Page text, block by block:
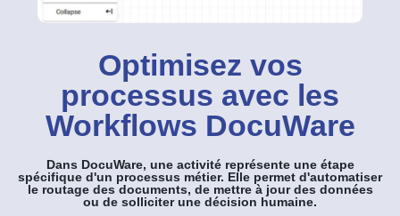
Optimisez vos
processus avec les
Workflows DocuWare
Dans DocuWare, une activité représente une étape
spécifique d'un processus métier. Elle permet d'automatiser
le routage des documents, de mettre à jour des données
ou de solliciter une décision humaine.